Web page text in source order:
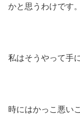
かと思うわけです。
私はそうやって手
時にはかっこ悪い